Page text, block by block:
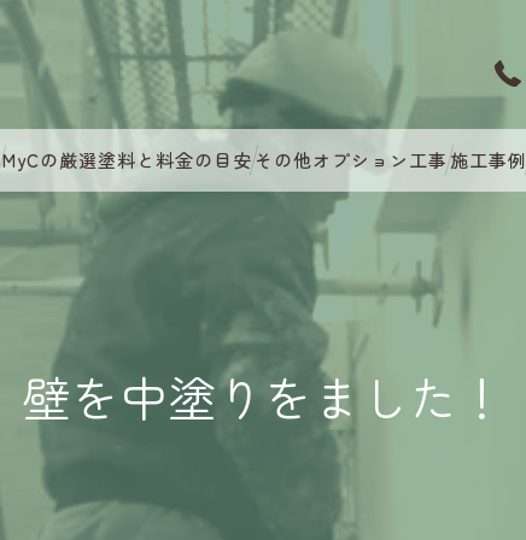
MyCの厳選塗料と料金の目安その他オプション工事施工事例
壁を中塗りをました！